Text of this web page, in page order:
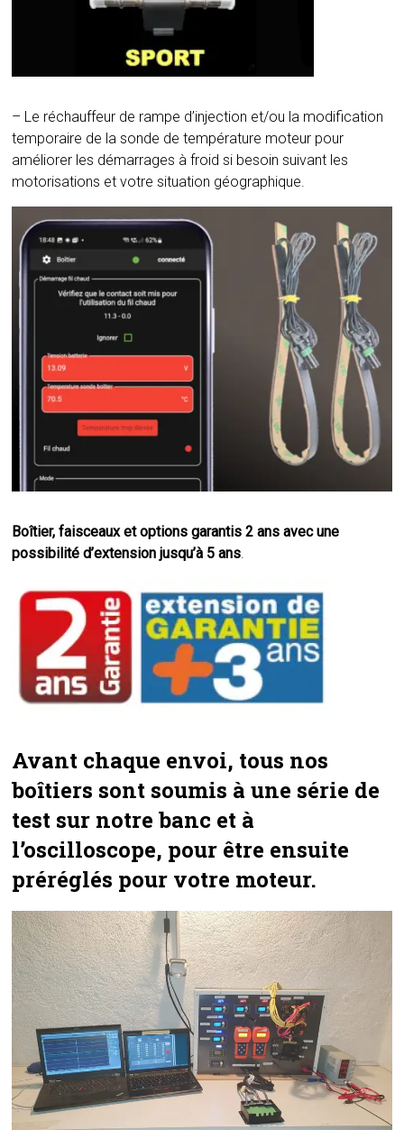
– Le réchauffeur de rampe d’injection et/ou la modification
temporaire de la sonde de température moteur pour
améliorer les démarrages à froid si besoin suivant les
motorisations et votre situation géographique.
Boîtier, faisceaux et options garantis 2 ans avec une
possibilité d’extension jusqu’à 5 ans.
Avant chaque envoi, tous nos
boîtiers sont soumis à une série de
test sur notre banc et à
l’oscilloscope, pour être ensuite
préréglés pour votre moteur.